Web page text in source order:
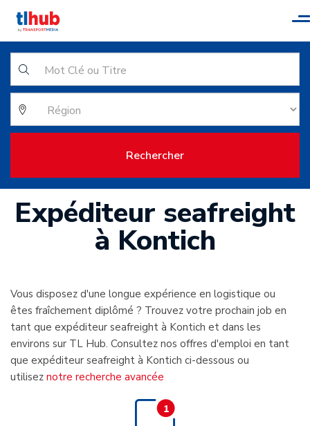
Rechercher
Expéditeur seafreight
à Kontich
Vous disposez d'une longue expérience en logistique ou
êtes fraîchement diplômé ? Trouvez votre prochain job en
tant que expéditeur seafreight à Kontich et dans les
environs sur TL Hub. Consultez nos offres d'emploi en tant
que expéditeur seafreight à Kontich ci-dessous ou
utilisez notre recherche avancée